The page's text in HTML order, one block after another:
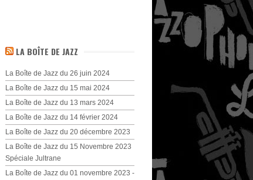
LA BOÎTE DE JAZZ
La Boîte de Jazz du 26 juin 2024
La Boîte de Jazz du 15 mai 2024
La Boîte de Jazz du 13 mars 2024
La Boîte de Jazz du 14 février 2024
La Boîte de Jazz du 20 décembre 2023
La Boîte de Jazz du 15 Novembre 2023
Spéciale Jultrane
La Boîte de Jazz du 01 novembre 2023 -